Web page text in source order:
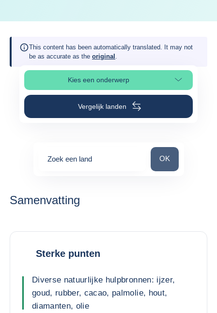
This content has been automatically translated. It may not
be as accurate as the original .
Kies een onderwerp
Selecteer paginasectie
Vergelijk landen
Zoek een land Zoek een land
OK
Samenvatting
Sterke punten
Diverse natuurlijke hulpbronnen: ijzer,
goud, rubber, cacao, palmolie, hout,
diamanten, olie